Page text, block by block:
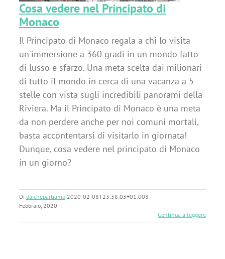
Cosa vedere nel Principato di
Monaco
Il Principato di Monaco regala a chi lo visita
un'immersione a 360 gradi in un mondo fatto
di lusso e sfarzo. Una meta scelta dai milionari
di tutto il mondo in cerca di una vacanza a 5
stelle con vista sugli incredibili panorami della
Riviera. Ma il Principato di Monaco è una meta
da non perdere anche per noi comuni mortali,
basta accontentarsi di visitarlo in giornata!
Dunque, cosa vedere nel principato di Monaco
in un giorno?
Di daichepartiamo|2020-02-08T23:38:03+01:008
Febbraio, 2020|
Continua a leggere